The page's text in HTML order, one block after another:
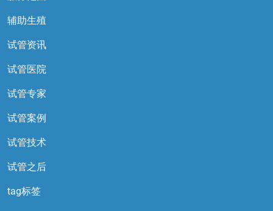
辅助生殖
试管资讯
试管医院
试管专家
试管案例
试管技术
试管之后
tag标签